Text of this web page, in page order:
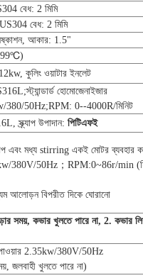
বেধ: 2 মিমি
বেধ: 2 মিমি
আকার: 1.5"
কুলিং ওয়াটার ইনলেট
হোমোজেনাইজার
380/50Hz;RPM: 0--4000R/মিনিট
স্ক্র্যাপ উপাদান: পিটিএফই
এবং মধ্য stirring একই মোটর ব্যবহার
380V/50Hz；RPM:0~86r/min
আলোড়ন বিপরীত দিকে ঘোরানো
সময়, কভার খুলতে পারে না, 2. কভার
পাওয়ার 2.35kw/380V/50Hz
জলবাহী খুলতে পারে না)